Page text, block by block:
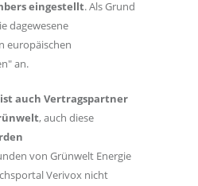
eingestellt. Als Grund
dagewesene
europäischen
an.
auch Vertragspartner
, auch diese
von Grünwelt Energie
Verivox nicht